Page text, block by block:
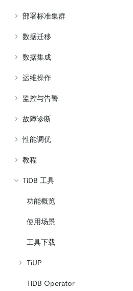
部署标准集群
数据迁移
数据集成
运维操作
监控与告警
故障诊断
性能调优
教程
TiDB 工具
功能概览
使用场景
工具下载
TiUP
TiDB Operator